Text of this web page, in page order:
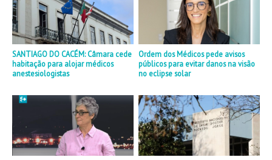
SANTIAGO DO CACÉM: Câmara cede
habitação para alojar médicos
anestesiologistas
Ordem dos Médicos pede avisos
públicos para evitar danos na visão
no eclipse solar